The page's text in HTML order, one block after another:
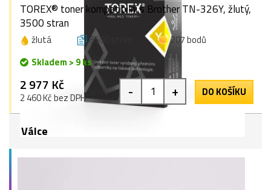
TOREX® toner kompatibilní s Brother TN-326Y, žlutý,
3500 stran
žlutá 3500 stran
207 bodů
Skladem > 9 ks
2 977 Kč
2 460 Kč bez DPH - + DO KOŠÍKU
Válce